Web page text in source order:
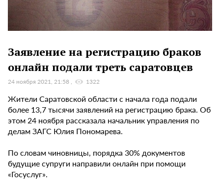
Заявление на регистрацию браков
онлайн подали треть саратовцев
24 ноября 2021, 21:58 1322
Жители Саратовской области с начала года подали
более 13,7 тысячи заявлений на регистрацию брака. Об
этом 24 ноября рассказала начальник управления по
делам ЗАГС Юлия Пономарева.
По словам чиновницы, порядка 30% документов
будущие супруги направили онлайн при помощи
«Госуслуг».